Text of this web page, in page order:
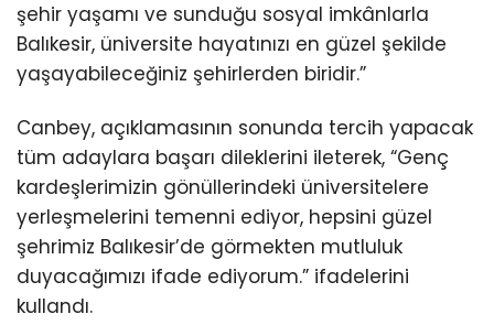
şehir yaşamı ve sunduğu sosyal imkânlarla
Balıkesir, üniversite hayatınızı en güzel şekilde
yaşayabileceğiniz şehirlerden biridir.”
Canbey, açıklamasının sonunda tercih yapacak
tüm adaylara başarı dileklerini ileterek, “Genç
kardeşlerimizin gönüllerindeki üniversitelere
yerleşmelerini temenni ediyor, hepsini güzel
şehrimiz Balıkesir’de görmekten mutluluk
duyacağımızı ifade ediyorum.” ifadelerini
kullandı.